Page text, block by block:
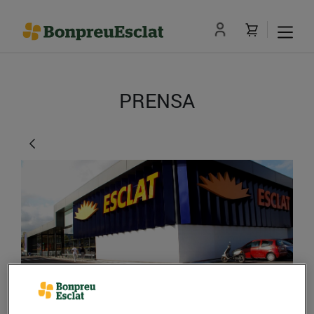
PRENSA
Bon Preu obre el primer